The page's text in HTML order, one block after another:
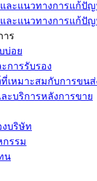
ละแนวทางการแก้ปัญ
ะแนวทางการแก้ปัญ
าร
บ่อย
การรับรอง
หมาะสมกับการขนส่
ะบริการหลังการขาย
บริษัท
รรม
น